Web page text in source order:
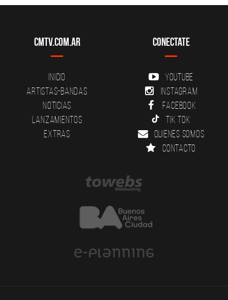
CMTV.com.ar
Inicio
Artistas-Bandas
Noticias
Lanzamientos
Extras
Conectate
YouTube
Instagram
Facebook
Tik Tok
Quienes somos
Contacto